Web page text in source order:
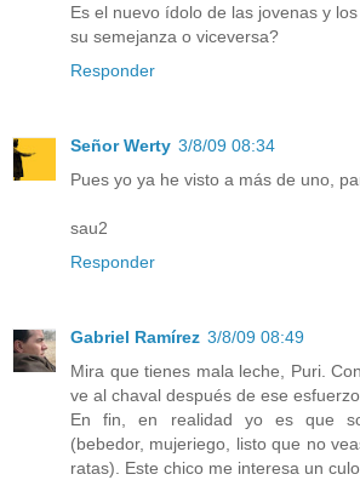
Es el nuevo ídolo de las jovenas y
su semejanza o viceversa?
Responder
Señor Werty 3/8/09 08:34
Pues yo ya he visto a más de uno,
sau2
Responder
Gabriel Ramírez 3/8/09 08:49
Mira que tienes mala leche, Puri.
ve al chaval después de ese
En fin, en realidad yo es que
(bebedor, mujeriego, listo que no
ratas). Este chico me interesa un